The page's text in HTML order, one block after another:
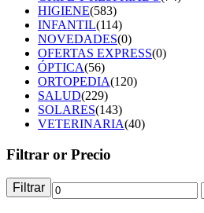
HIGIENE(583)
INFANTIL(114)
NOVEDADES(0)
OFERTAS EXPRESS(0)
ÓPTICA(56)
ORTOPEDIA(120)
SALUD(229)
SOLARES(143)
VETERINARIA(40)
Filtrar or Precio
Precio
Filtrar